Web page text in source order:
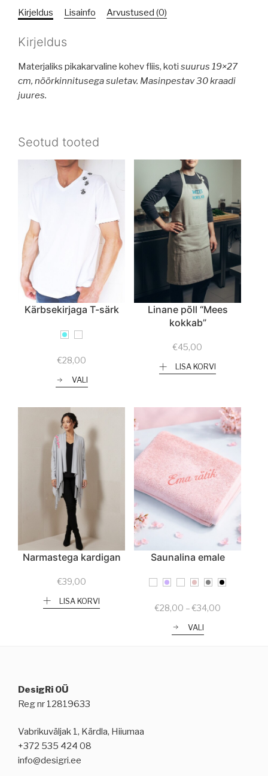
Kirjeldus Lisainfo Arvustused (0)
Kirjeldus
Materjaliks pikakarvaline kohev fliis, koti suurus 19×27
cm, nöörkinnitusega suletav. Masinpestav 30 kraadi
juures.
Seotud tooted
Kärbsekirjaga T-särk
€28,00
VALI
Linane põll “Mees
kokkab”
€45,00
LISA KORVI
Narmastega kardigan
€39,00
LISA KORVI
Saunalina emale
€28,00 – €34,00Price
VALI
DesigRi OÜ
Reg nr 12819633
Vabrikuväljak 1, Kärdla, Hiiumaa
+372 535 424 08
info@desigri.ee